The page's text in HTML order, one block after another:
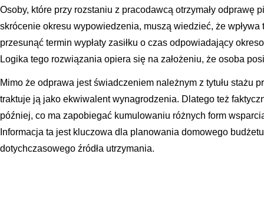
Osoby, które przy rozstaniu z pracodawcą otrzymały odprawę
skrócenie okresu wypowiedzenia, muszą wiedzieć, że
przesunąć termin wypłaty zasiłku o czas odpowiadający
Logika tego rozwiązania opiera się na założeniu, że osoba
Mimo że odprawa jest świadczeniem należnym z tytułu stażu
traktuje ją jako ekwiwalent wynagrodzenia. Dlatego też
później, co ma zapobiegać kumulowaniu różnych form
Informacja ta jest kluczowa dla planowania domowego
dotychczasowego źródła utrzymania.